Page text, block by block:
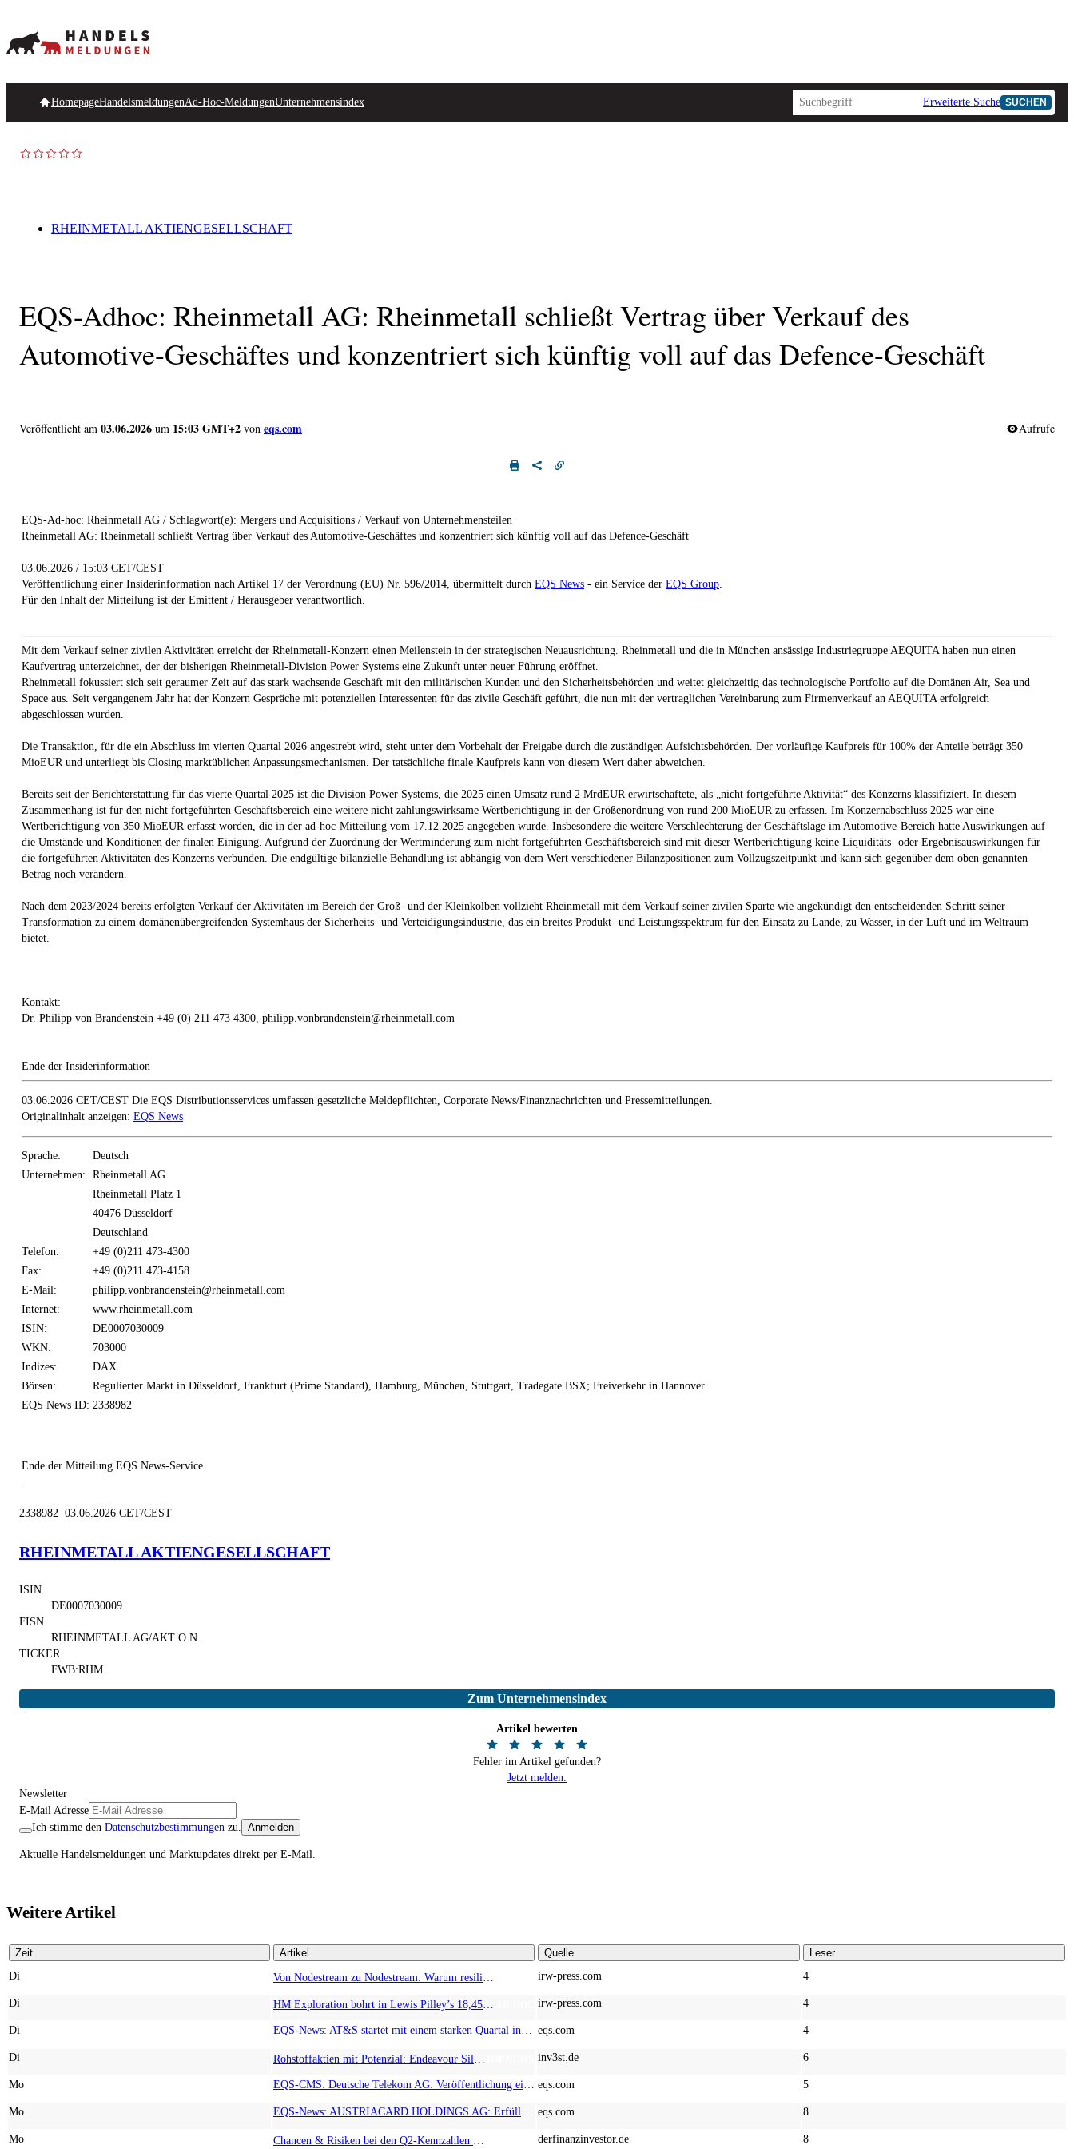
HomepageHandelsmeldungenAd-Hoc-MeldungenUnternehmensindex Erweiterte Suche SUCHEN
RHEINMETALL AKTIENGESELLSCHAFT
EQS-Adhoc: Rheinmetall AG: Rheinmetall schließt Vertrag über Verkauf des
Automotive-Geschäftes und konzentriert sich künftig voll auf das Defence-Geschäft
Veröffentlicht am 03.06.2026 um 15:03 GMT+2 von eqs.com Aufrufe
EQS-Ad-hoc: Rheinmetall AG / Schlagwort(e): Mergers und Acquisitions / Verkauf von Unternehmensteilen
Rheinmetall AG: Rheinmetall schließt Vertrag über Verkauf des Automotive-Geschäftes und konzentriert sich künftig voll auf das Defence-Geschäft
03.06.2026 / 15:03 CET/CEST
Veröffentlichung einer Insiderinformation nach Artikel 17 der Verordnung (EU) Nr. 596/2014, übermittelt durch EQS News - ein Service der EQS Group
Für den Inhalt der Mitteilung ist der Emittent / Herausgeber verantwortlich.
Mit dem Verkauf seiner zivilen Aktivitäten erreicht der Rheinmetall-Konzern einen Meilenstein in der strategischen Neuausrichtung. Rheinmetall und die in München ansässige Industriegruppe AEQUITA haben nun einen
Kaufvertrag unterzeichnet, der der bisherigen Rheinmetall-Division Power Systems eine Zukunft unter neuer Führung eröffnet.
Rheinmetall fokussiert sich seit geraumer Zeit auf das stark wachsende Geschäft mit den militärischen Kunden und den Sicherheitsbehörden und weitet gleichzeitig das technologische Portfolio auf die Domänen Air, Sea und
Space aus. Seit vergangenem Jahr hat der Konzern Gespräche mit potenziellen Interessenten für das zivile Geschäft geführt, die nun mit der vertraglichen Vereinbarung zum Firmenverkauf an AEQUITA erfolgreich
abgeschlossen wurden.
Die Transaktion, für die ein Abschluss im vierten Quartal 2026 angestrebt wird, steht unter dem Vorbehalt der Freigabe durch die zuständigen Aufsichtsbehörden. Der vorläufige Kaufpreis für 100% der Anteile beträgt 350
MioEUR und unterliegt bis Closing marktüblichen Anpassungsmechanismen. Der tatsächliche finale Kaufpreis kann von diesem Wert daher abweichen.
Bereits seit der Berichterstattung für das vierte Quartal 2025 ist die Division Power Systems, die 2025 einen Umsatz rund 2 MrdEUR erwirtschaftete, als „nicht fortgeführte Aktivität“ des Konzerns klassifiziert. In diesem
Zusammenhang ist für den nicht fortgeführten Geschäftsbereich eine weitere nicht zahlungswirksame Wertberichtigung in der Größenordnung von rund 200 MioEUR zu erfassen. Im Konzernabschluss 2025 war eine
Wertberichtigung von 350 MioEUR erfasst worden, die in der ad-hoc-Mitteilung vom 17.12.2025 angegeben wurde. Insbesondere die weitere Verschlechterung der Geschäftslage im Automotive-Bereich hatte Auswirkungen auf
die Umstände und Konditionen der finalen Einigung. Aufgrund der Zuordnung der Wertminderung zum nicht fortgeführten Geschäftsbereich sind mit dieser Wertberichtigung keine Liquiditäts- oder Ergebnisauswirkungen für
die fortgeführten Aktivitäten des Konzerns verbunden. Die endgültige bilanzielle Behandlung ist abhängig von dem Wert verschiedener Bilanzpositionen zum Vollzugszeitpunkt und kann sich gegenüber dem oben genannten
Betrag noch verändern.
Nach dem 2023/2024 bereits erfolgten Verkauf der Aktivitäten im Bereich der Groß- und der Kleinkolben vollzieht Rheinmetall mit dem Verkauf seiner zivilen Sparte wie angekündigt den entscheidenden Schritt seiner
Transformation zu einem domänenübergreifenden Systemhaus der Sicherheits- und Verteidigungsindustrie, das ein breites Produkt- und Leistungsspektrum für den Einsatz zu Lande, zu Wasser, in der Luft und im Weltraum
bietet.
Kontakt:
Dr. Philipp von Brandenstein +49 (0) 211 473 4300, philipp.vonbrandenstein@rheinmetall.com
Ende der Insiderinformation
03.06.2026 CET/CEST Die EQS Distributionsservices umfassen gesetzliche Meldepflichten, Corporate News/Finanznachrichten und Pressemitteilungen.
Originalinhalt anzeigen: EQS News
Sprache:
Deutsch
Unternehmen:
Rheinmetall AG
Rheinmetall Platz 1
40476 Düsseldorf
Deutschland
Telefon:
+49 (0)211 473-4300
Fax:
+49 (0)211 473-4158
E-Mail:
philipp.vonbrandenstein@rheinmetall.com
Internet:
www.rheinmetall.com
ISIN:
DE0007030009
WKN:
703000
Indizes:
DAX
Börsen:
Regulierter Markt in Düsseldorf, Frankfurt (Prime Standard), Hamburg, München, Stuttgart, Tradegate BSX; Freiverkehr in Hannover
EQS News ID: 2338982
Ende der Mitteilung EQS News-Service
2338982 03.06.2026 CET/CEST
RHEINMETALL AKTIENGESELLSCHAFT
ISIN
DE0007030009
FISN
RHEINMETALL AG/AKT O.N.
TICKER
FWB:RHM
Zum Unternehmensindex
Artikel bewerten
Fehler im Artikel gefunden?
Jetzt melden.
Newsletter
E-Mail Adresse
Ich stimme den Datenschutzbestimmungen zu. Anmelden
Aktuelle Handelsmeldungen und Marktupdates direkt per E-Mail.
Weitere Artikel
Zeit Artikel Quelle
Leser
Di
irw-press.com 4
Di irw-press.com 4
Di eqs.com 4
Di inv3st.de 6
Mo eqs.com 5
Mo eqs.com 8
Mo derfinanzinvestor.de 8